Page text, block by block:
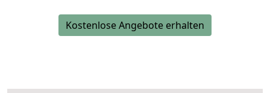
Kostenlose Angebote erhalten